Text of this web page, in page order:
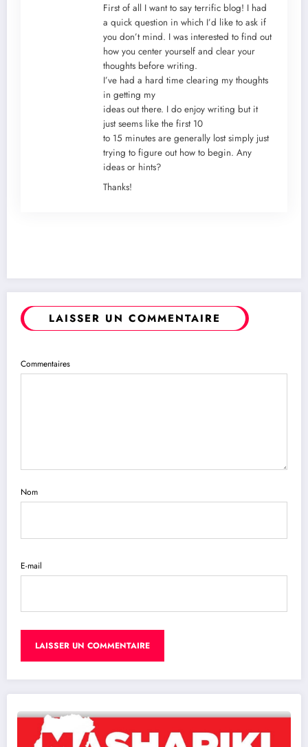
First of all I want to say terrific blog! I had
a quick question in which I’d like to ask if
you don’t mind. I was interested to find out
how you center yourself and clear your
thoughts before writing.
I’ve had a hard time clearing my thoughts
in getting my
ideas out there. I do enjoy writing but it
just seems like the first 10
to 15 minutes are generally lost simply just
trying to figure out how to begin. Any
ideas or hints?
Thanks!
LAISSER UN COMMENTAIRE
Commentaires
Nom
E-mail